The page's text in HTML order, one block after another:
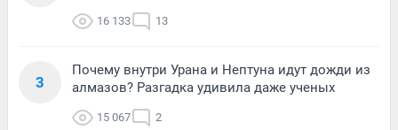
16 133 13
3
Почему внутри Урана и Нептуна идут дожди из
алмазов? Разгадка удивила даже ученых
15 067 2